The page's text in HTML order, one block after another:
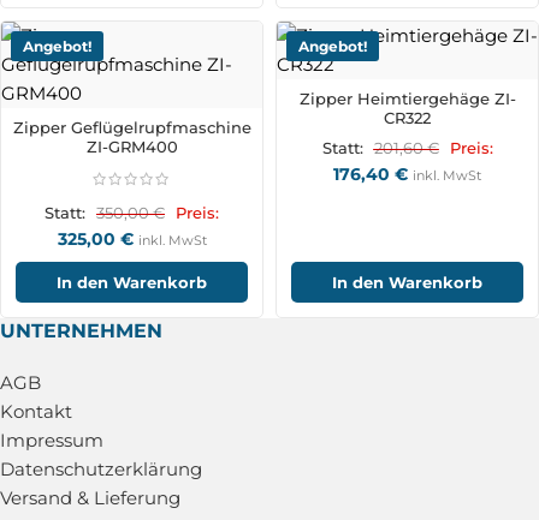
Angebot!
Zipper Geflügelrupfmaschine
ZI-GRM400
Statt: 350,00€ Preis:
325,00 € inkl. MwSt
In den Warenkorb
Angebot!
Zipper Heimtiergehäge ZI-
CR322
Statt: 201,60€ Preis:
176,40 € inkl. MwSt
In den Warenkorb
UNTERNEHMEN
AGB
Kontakt
Impressum
Datenschutzerklärung
Versand & Lieferung